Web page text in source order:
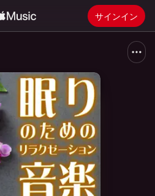
サインイン
をインストール